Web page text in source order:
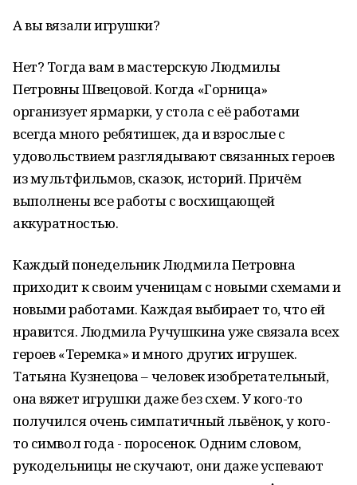
А вы вязали игрушки?
Нет? Тогда вам в мастерскую Людмилы
Петровны Швецовой. Когда «Горница»
организует ярмарки, у стола с её работами
всегда много ребятишек, да и взрослые с
удовольствием разглядывают связанных героев
из мультфильмов, сказок, историй. Причём
выполнены все работы с восхищающей
аккуратностью.
Каждый понедельник Людмила Петровна
приходит к своим ученицам с новыми схемами и
новыми работами. Каждая выбирает то, что ей
нравится. Людмила Ручушкина уже связала всех
героев «Теремка» и много других игрушек.
Татьяна Кузнецова – человек изобретательный,
она вяжет игрушки даже без схем. У кого-то
получился очень симпатичный львёнок, у кого-
то символ года - поросенок. Одним словом,
рукодельницы не скучают, они даже успевают